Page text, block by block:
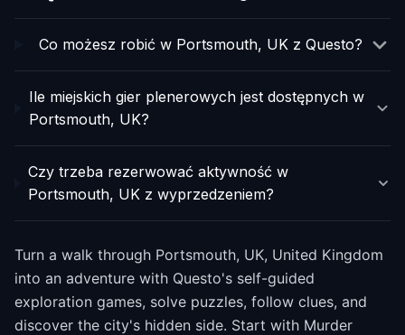
Co możesz robić w Portsmouth, UK z Questo?
Ile miejskich gier plenerowych jest dostępnych w
Portsmouth, UK?
Czy trzeba rezerwować aktywność w
Portsmouth, UK z wyprzedzeniem?
Turn a walk through Portsmouth, UK, United Kingdom
into an adventure with Questo's self-guided
exploration games, solve puzzles, follow clues, and
discover the city's hidden side. Start with Murder